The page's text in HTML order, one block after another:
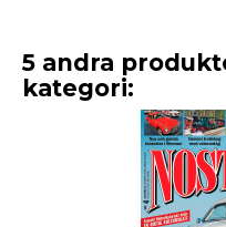
5 andra
kategori: